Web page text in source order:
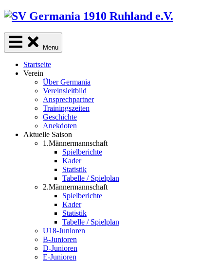
Skip
content
Menu
Startseite
Verein
Über Germania
Vereinsleitbild
Ansprechpartner
Trainingszeiten
Geschichte
Anekdoten
Aktuelle Saison
1.Männermannschaft
Spielberichte
Kader
Statistik
Tabelle / Spielplan
2.Männermannschaft
Spielberichte
Kader
Statistik
Tabelle / Spielplan
U18-Junioren
B-Junioren
D-Junioren
E-Junioren